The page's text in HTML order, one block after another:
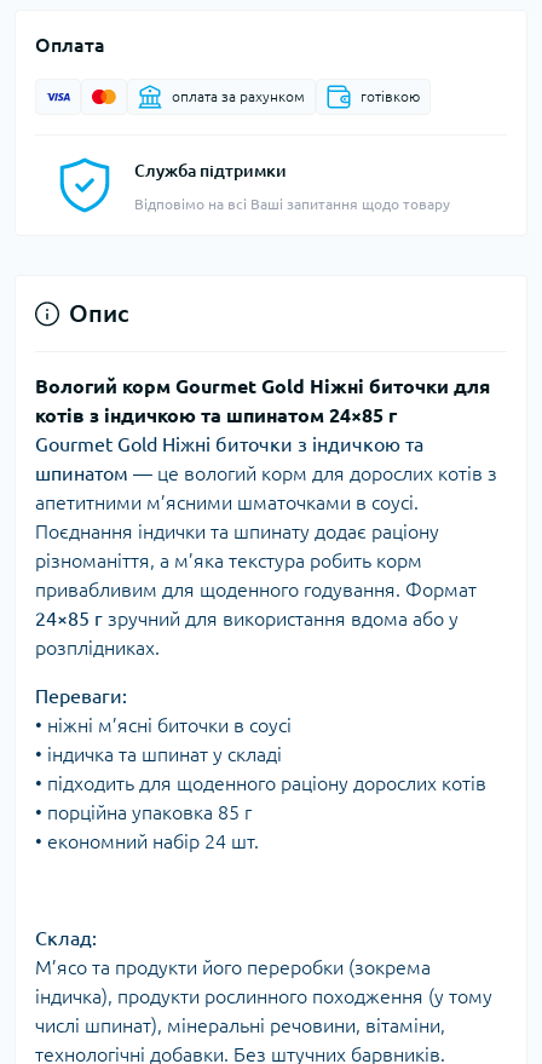
Оплата
оплата за рахунком готівкою
Служба підтримки
Відповімо на всі Ваші запитання щодо товару
Опис
Вологий корм Gourmet Gold Ніжні биточки для
котів з індичкою та шпинатом 24×85 г
Gourmet Gold Ніжні биточки з індичкою та
шпинатом — це вологий корм для дорослих котів з
апетитними м’ясними шматочками в соусі.
Поєднання індички та шпинату додає раціону
різноманіття, а м’яка текстура робить корм
привабливим для щоденного годування. Формат
24×85 г зручний для використання вдома або у
розплідниках.
Переваги:
• ніжні м’ясні биточки в соусі
• індичка та шпинат у складі
• підходить для щоденного раціону дорослих котів
• порційна упаковка 85 г
• економний набір 24 шт.
Склад:
М’ясо та продукти його переробки (зокрема
індичка), продукти рослинного походження (у тому
числі шпинат), мінеральні речовини, вітаміни,
технологічні добавки. Без штучних барвників.